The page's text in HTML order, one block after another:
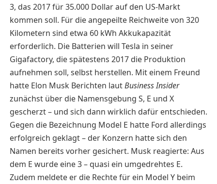
3, das 2017 für 35.000 Dollar auf den US-Markt
kommen soll. Für die angepeilte Reichweite von 320
Kilometern sind etwa 60 kWh Akkukapazität
erforderlich. Die Batterien will Tesla in seiner
Gigafactory, die spätestens 2017 die Produktion
aufnehmen soll, selbst herstellen. Mit einem Freund
hatte Elon Musk Berichten lautBusiness Insider
zunächst über die Namensgebung S, E und X
gescherzt – und sich dann wirklich dafür entschieden.
Gegen die Bezeichnung Model E hatte Ford allerdings
erfolgreich geklagt – der Konzern hatte sich den
Namen bereits vorher gesichert. Musk reagierte: Aus
dem E wurde eine 3 – quasi ein umgedrehtes E.
Zudem meldete er die Rechte für ein Model Y beim